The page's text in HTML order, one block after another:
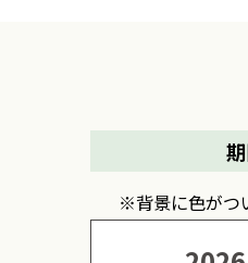
※背景に色がつ